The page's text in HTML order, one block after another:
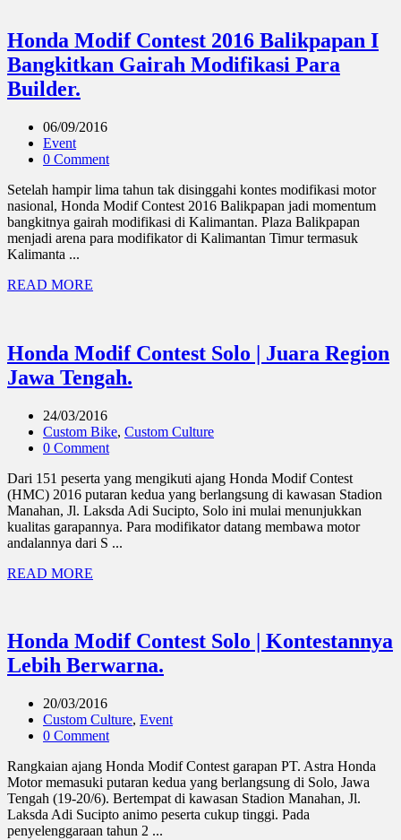
Honda Modif Contest 2016 Balikpapan I
Bangkitkan Gairah Modifikasi Para
Builder.
06/09/2016
Event
0 Comment
Setelah hampir lima tahun tak disinggahi kontes modifikasi motor
nasional, Honda Modif Contest 2016 Balikpapan jadi momentum
bangkitnya gairah modifikasi di Kalimantan. Plaza Balikpapan
menjadi arena para modifikator di Kalimantan Timur termasuk
Kalimanta ...
READ MORE
Honda Modif Contest Solo | Juara Region
Jawa Tengah.
24/03/2016
Custom Bike, Custom Culture
0 Comment
Dari 151 peserta yang mengikuti ajang Honda Modif Contest
(HMC) 2016 putaran kedua yang berlangsung di kawasan Stadion
Manahan, Jl. Laksda Adi Sucipto, Solo ini mulai menunjukkan
kualitas garapannya. Para modifikator datang membawa motor
andalannya dari S ...
READ MORE
Honda Modif Contest Solo | Kontestannya
Lebih Berwarna.
20/03/2016
Custom Culture, Event
0 Comment
Rangkaian ajang Honda Modif Contest garapan PT. Astra Honda
Motor memasuki putaran kedua yang berlangsung di Solo, Jawa
Tengah (19-20/6). Bertempat di kawasan Stadion Manahan, Jl.
Laksda Adi Sucipto animo peserta cukup tinggi. Pada
penyelenggaraan tahun 2 ...